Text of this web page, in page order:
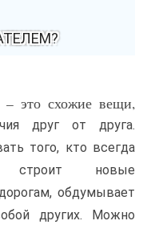
– это схожие вещи,
друг от друга.
того, кто всегда
строит новые
обдумывает
других. Можно